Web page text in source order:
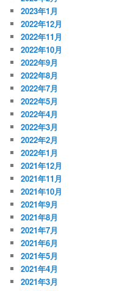
2023年1月
2022年12月
2022年11月
2022年10月
2022年9月
2022年8月
2022年7月
2022年5月
2022年4月
2022年3月
2022年2月
2022年1月
2021年12月
2021年11月
2021年10月
2021年9月
2021年8月
2021年7月
2021年6月
2021年5月
2021年4月
2021年3月